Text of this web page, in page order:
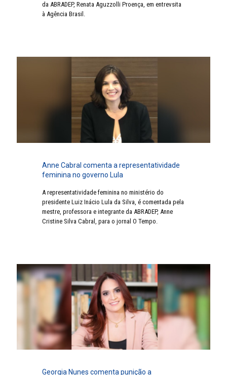
da ABRADEP, Renata Aguzzolli Proença, em entrevsita
à Agência Brasil.
Anne Cabral comenta a representatividade
feminina no governo Lula
A representatividade feminina no ministério do
presidente Luiz Inácio Lula da Silva, é comentada pela
mestre, professora e integrante da ABRADEP, Anne
Cristine Silva Cabral, para o jornal O Tempo.
Georgia Nunes comenta punição a